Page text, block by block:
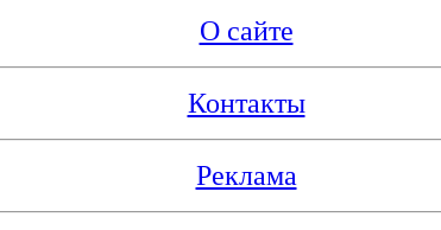
О сайте
Контакты
Реклама